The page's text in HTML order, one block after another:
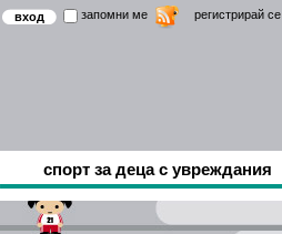
запомни ме регистрирай се
спорт за деца с увреждания